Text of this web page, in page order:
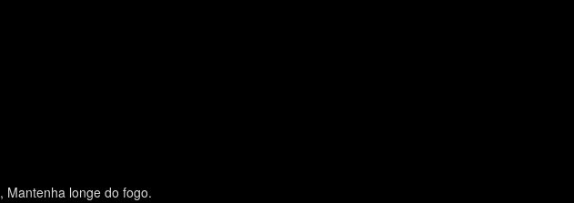
Mantenha longe do fogo.